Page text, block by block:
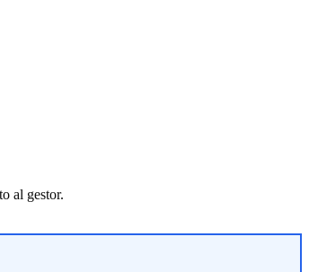
al gestor.